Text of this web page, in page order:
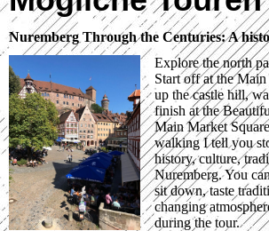
Nuremberg Through the Centuries: A
Explore the north
Start off at the
up the castle hill,
finish at the
Main Market
walking I tell you
history, culture,
Nuremberg. You
sit down, taste
changing
during the tour.